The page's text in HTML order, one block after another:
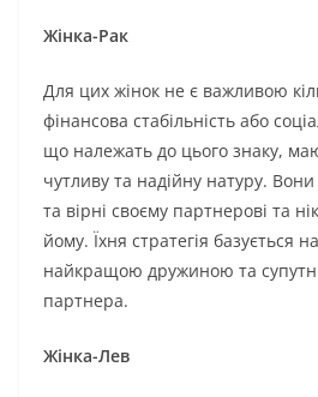
Жінка-Рак
Для цих жінок не є важливою
фінансова стабільність або
що належать до цього знаку,
чутливу та надійну натуру.
та вірні своєму партнерові та
йому. Їхня стратегія базується
найкращою дружиною та
партнера.
Жінка-Лев